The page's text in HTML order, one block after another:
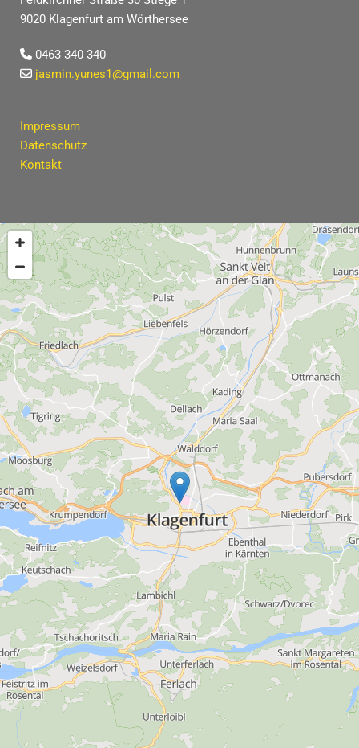
9020 Klagenfurt am Wörthersee
 0463 340 340
 jasmin.yunes1@gmail.com
Impressum
Datenschutz
Kontakt